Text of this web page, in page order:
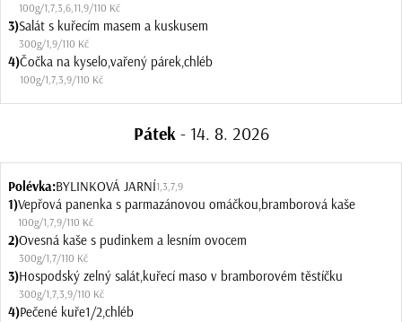
100g/1,7,3,6,11,9/110 Kč
3)Salát s kuřecím masem a kuskusem
300g/1,9/110 Kč
4)Čočka na kyselo,vařený párek,chléb
100g/1,7,3,9/110 Kč
Pátek - 14. 8. 2026
Polévka:BYLINKOVÁ JARNÍ1,3,7,9
1)Vepřová panenka s parmazánovou omáčkou,bramborová kaše
100g/1,7,9/110 Kč
2)Ovesná kaše s pudinkem a lesním ovocem
300g/1,7/110 Kč
3)Hospodský zelný salát,kuřecí maso v bramborovém těstíčku
300g/1,7,3,9/110 Kč
4)Pečené kuře1/2,chléb